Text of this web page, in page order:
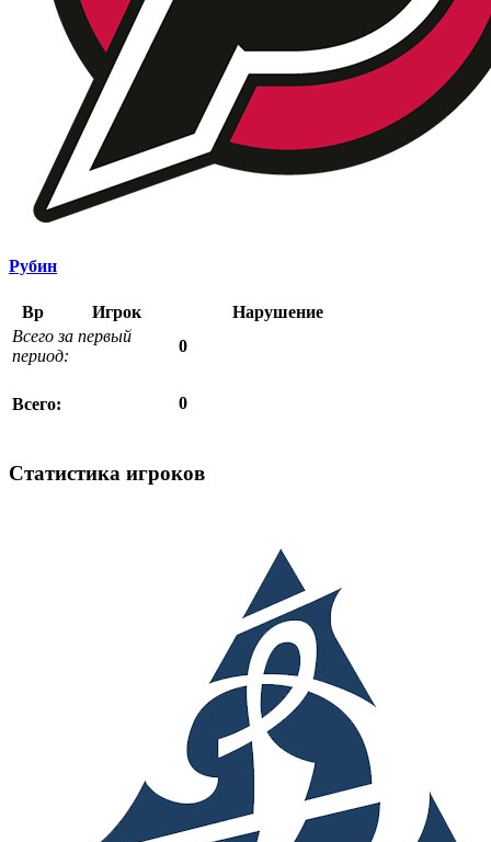
Рубин
Вр Игрок
Нарушение
Всего за первый
период:
0
Всего: 0
Статистика игроков